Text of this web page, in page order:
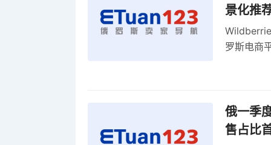
景化推
罗斯电商
俄一季
售占比